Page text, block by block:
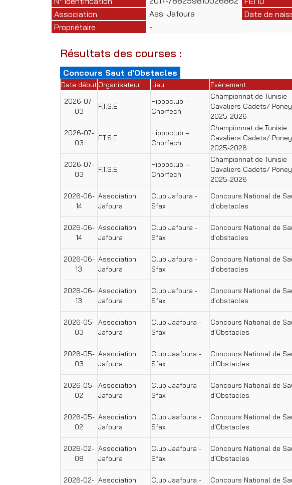
Association
Ass. Jafoura
Propriétaire
-
Date de
Résultats des courses :
Concours Saut d'Obstacles
Date début Organisateur Lieu Evènement
2026-07-
03
F.T.S.E
Hippoclub –
Chorfech
Championnat de Tunisie
Cavaliers Cadets/
2025-2026
2026-07-
03
F.T.S.E
Hippoclub –
Chorfech
Championnat de Tunisie
Cavaliers Cadets/
2025-2026
2026-07-
03
F.T.S.E
Hippoclub –
Chorfech
Championnat de Tunisie
Cavaliers Cadets/
2025-2026
2026-06-
14
Association
Jafoura
Club Jafoura -
Sfax
Concours National de
d'obstacles
2026-06-
14
Association
Jafoura
Club Jafoura -
Sfax
Concours National de
d'obstacles
2026-06-
13
Association
Jafoura
Club Jafoura -
Sfax
Concours National de
d'obstacles
2026-06-
13
Association
Jafoura
Club Jafoura -
Sfax
Concours National de
d'obstacles
2026-05-
03
Association
Jafoura
Club Jaafoura -
Sfax
Concours National de
d'Obstacles
2026-05-
03
Association
Jafoura
Club Jaafoura -
Sfax
Concours National de
d'Obstacles
2026-05-
02
Association
Jafoura
Club Jaafoura -
Sfax
Concours National de
d'Obstacles
2026-05-
02
Association
Jafoura
Club Jaafoura -
Sfax
Concours National de
d'Obstacles
2026-02-
08
Association
Jafoura
Club Jaafoura -
Sfax
Concours National de
d'Obstacles
2026-02- Association
Club Jaafoura -
Concours National de